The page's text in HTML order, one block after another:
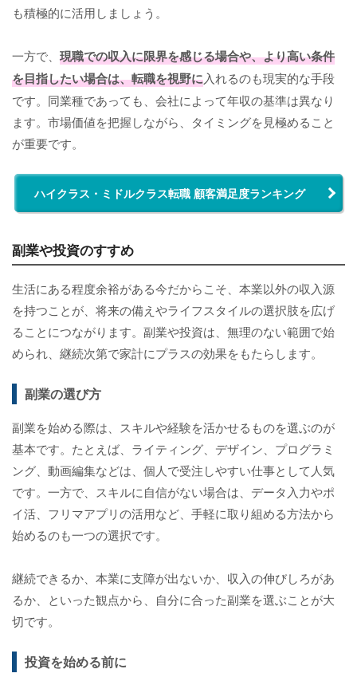
も積極的に活用しましょう。
一方で、 現職での収入に限界を感じる場合や、より高い条件
を目指したい場合は、転職を視野に入れるのも現実的な手段
です。同業種であっても、会社によって年収の基準は異なり
ます。市場価値を把握しながら、タイミングを見極めること
が重要です。
ハイクラス・ミドルクラス転職 顧客満足度ランキング
副業や投資のすすめ
生活にある程度余裕がある今だからこそ、本業以外の収入源
を持つことが、将来の備えやライフスタイルの選択肢を広げ
ることにつながります。副業や投資は、無理のない範囲で始
められ、継続次第で家計にプラスの効果をもたらします。
副業の選び方
副業を始める際は、スキルや経験を活かせるものを選ぶのが
基本です。たとえば、ライティング、デザイン、プログラミ
ング、動画編集などは、個人で受注しやすい仕事として人気
です。一方で、スキルに自信がない場合は、データ入力やポ
イ活、フリマアプリの活用など、手軽に取り組める方法から
始めるのも一つの選択です。
継続できるか、本業に支障が出ないか、収入の伸びしろがあ
るか、といった観点から、自分に合った副業を選ぶことが大
切です。
投資を始める前に